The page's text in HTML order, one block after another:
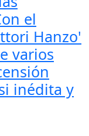
el
Hanzo'
varios
inédita y